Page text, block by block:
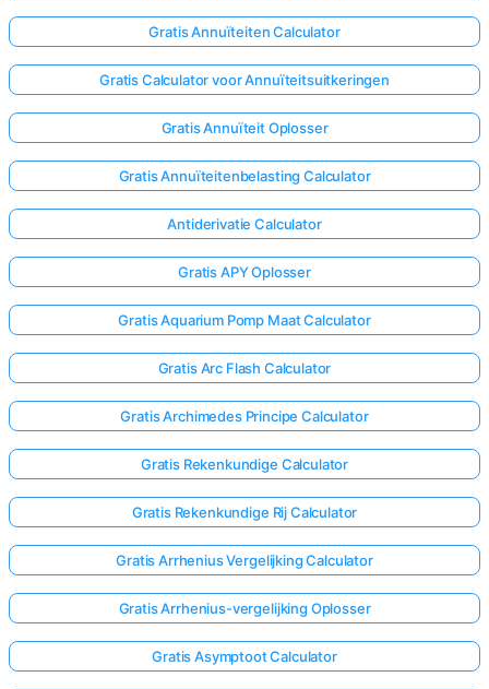
Gratis Annuïteiten Calculator
Gratis Calculator voor Annuïteitsuitkeringen
Gratis Annuïteit Oplosser
Gratis Annuïteitenbelasting Calculator
Antiderivatie Calculator
Gratis APY Oplosser
Gratis Aquarium Pomp Maat Calculator
Gratis Arc Flash Calculator
Gratis Archimedes Principe Calculator
Gratis Rekenkundige Calculator
Gratis Rekenkundige Rij Calculator
Gratis Arrhenius Vergelijking Calculator
Gratis Arrhenius-vergelijking Oplosser
Gratis Asymptoot Calculator